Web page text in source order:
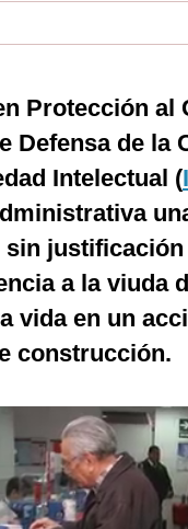
Protección al
Defensa de la
Intelectual (
sin
a la viuda
vida en un
construcción.